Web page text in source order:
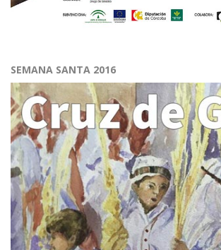
SEMANA SANTA 2016